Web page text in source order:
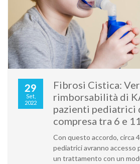
29
Set,
2022
Fibrosi Cistica:
rimborsabilità di
pazienti pediatrici
compresa tra 6 e
Con questo accordo, circa
pediatrici avranno accesso
un trattamento con un